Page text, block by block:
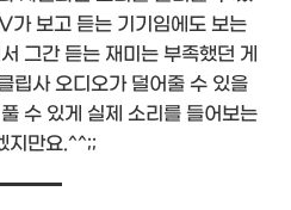
가 보고 듣는 기기임에도 보는
그간 듣는 재미는 부족했던 게
립사 오디오가 덜어줄 수 있을
수 있게 실제 소리를 들어보는
만요.^^;;